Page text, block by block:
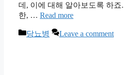
데, 이에 대해 알아보도록 하죠.
한, … Read more
Categories
당뇨병 Leave a comment